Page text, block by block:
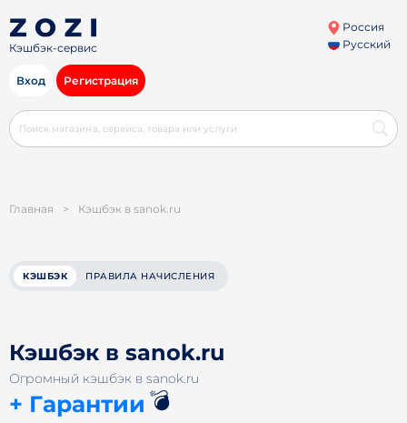
Кэшбэк-сервис
Россия
Русский
Вход Регистрация
Главная > Кэшбэк в sanok.ru
КЭШБЭК ПРАВИЛА НАЧИСЛЕНИЯ
Кэшбэк в sanok.ru
Огромный кэшбэк в sanok.ru
+ Гарантии 💣